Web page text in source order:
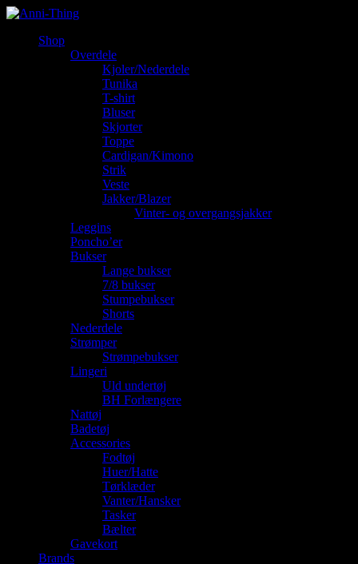
Shop
Overdele
Kjoler/Nederdele
Tunika
T-shirt
Bluser
Skjorter
Toppe
Cardigan/Kimono
Strik
Veste
Jakker/Blazer
Vinter- og overgangsjakker
Leggins
Poncho’er
Bukser
Lange bukser
7/8 bukser
Stumpebukser
Shorts
Nederdele
Strømper
Strømpebukser
Lingeri
Uld undertøj
BH Forlængere
Nattøj
Badetøj
Accessories
Fodtøj
Huer/Hatte
Tørklæder
Vanter/Hansker
Tasker
Bælter
Gavekort
Brands